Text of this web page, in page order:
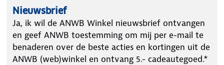
Nieuwsbrief
Ja, ik wil de ANWB Winkel nieuwsbrief ontvangen
en geef ANWB toestemming om mij per e-mail te
benaderen over de beste acties en kortingen uit de
ANWB (web)winkel en ontvang 5.- cadeautegoed.*